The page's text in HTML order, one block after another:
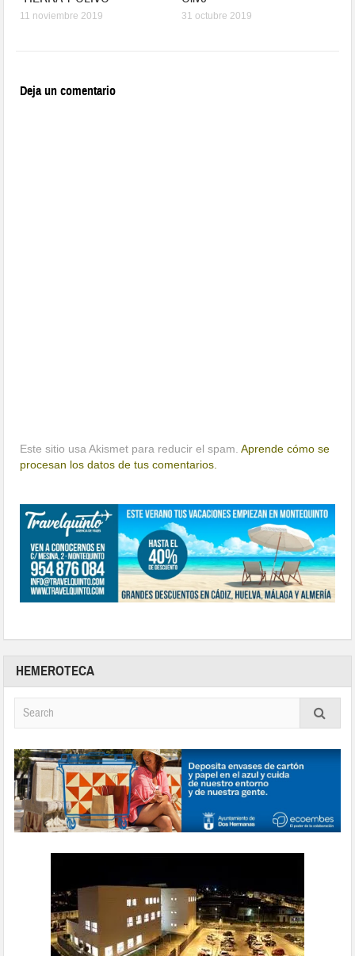
11 noviembre 2019 31 octubre 2019
Deja un comentario
Este sitio usa Akismet para reducir el spam.Aprende cómo se
procesan los datos de tus comentarios.
HEMEROTECA